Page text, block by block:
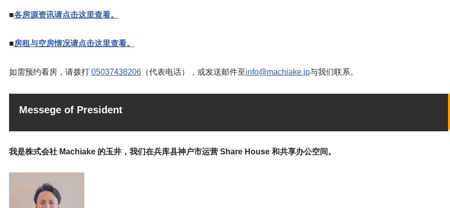
■各房源资讯请点击这里查看。
■房租与空房情况请点击这里查看。
如需预约看房，请拨打 05037438206（代表电话），或发送邮件至info@machiake.jp与我们联系。
Messege of President
我是株式会社 Machiake 的玉井，我们在兵库县神户市运营 Share House 和共享办公空间。